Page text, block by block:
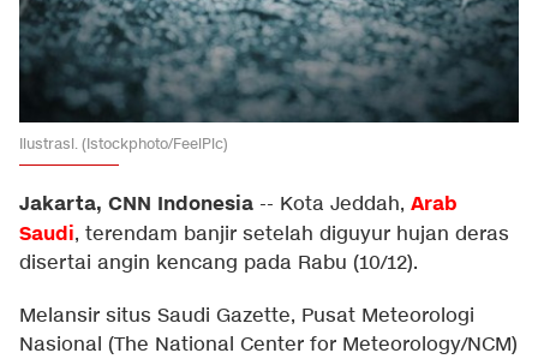
Ilustrasi. (Istockphoto/FeelPic)
Jakarta, CNN Indonesia -- Kota Jeddah, Arab
Saudi, terendam banjir setelah diguyur hujan deras
disertai angin kencang pada Rabu (10/12).
Melansir situs Saudi Gazette, Pusat Meteorologi
Nasional (The National Center for Meteorology/NCM)